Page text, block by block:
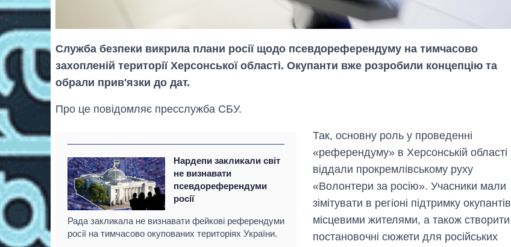
Служба безпеки викрила плани росії щодо псевдореферендуму на тимчасово
захопленій території Херсонської області. Окупанти вже розробили концепцію та
обрали прив'язки до дат.
Про це повідомляє пресслужба СБУ.
Нардепи закликали світ
не визнавати
псевдореферендуми
росії
Рада закликала не визнавати фейкові референдуми
росії на тимчасово окупованих територіях України.
Так, основну роль у проведенні
«референдуму» в Херсонській області
віддали прокремлівському руху
«Волонтери за росію». Учасники мали
зімітувати в регіоні підтримку окупантів
місцевими жителями, а також створити
постановочні сюжети для російських